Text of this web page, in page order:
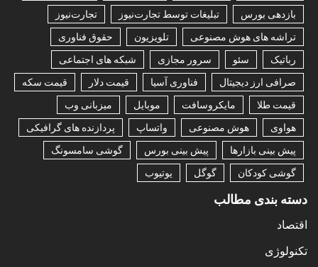
بازدهی بورس
تبلیغات توسط تجارت‌نیوز
تجارت‌نیوز
تراشه های هوش مصنوعی
تلویزیون
حقوق فناوری
رباتیک
سئو سرور مجازی
شبکه های اجتماعی
صرافی ارز دیجیتال
فناوری آسیا قیمت دلار
قیمت سکه
قیمت طلا
مایکروسافت موبایل
میزبانی وب
هواوی
هوش مصنوعی واتساپ
پردازنده های گرافیکی
پیش بینی بازارها
پیش بینی بورس
گوشی سامسونگ
گوشی کودکان
گوگل یوتیوب
دسته بندی مطالب
اقتصاد
تکنولوژی